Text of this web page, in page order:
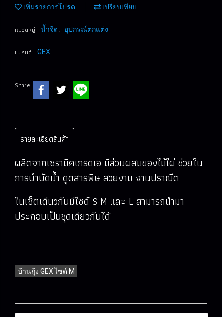
เพิ่มรายการโปรด เปรียบเทียบ
หมวดหมู่ : น้ำจืด , อุปกรณ์ตกแต่ง
แบรนด์ : GEX
Share
รายละเอียดสินค้า
ผลิตจากเซรามิคเกรดเอ มีส่วนผสมของไม้ไผ่ ช่วยใน
การบำบัดน้ำ ดูดสารพิษ สวยงาม งานปราณีต
ในเซ็ตเดีนวกันมีไซด์ S M และ L สามารถนำมา
ประกอบเป็นชุดเดียวกันได้
บ้านกุ้ง GEX ไซด์ M